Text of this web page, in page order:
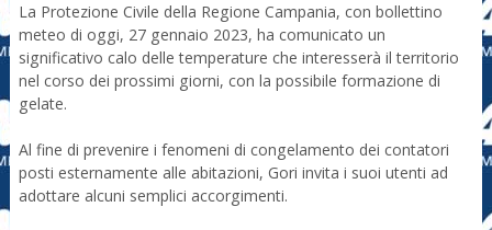
La Protezione Civile della Regione Campania, con bollettino
meteo di oggi, 27 gennaio 2023, ha comunicato un
significativo calo delle temperature che interesserà il territorio
nel corso dei prossimi giorni, con la possibile formazione di
gelate.
Al fine di prevenire i fenomeni di congelamento dei contatori
posti esternamente alle abitazioni, Gori invita i suoi utenti ad
adottare alcuni semplici accorgimenti.